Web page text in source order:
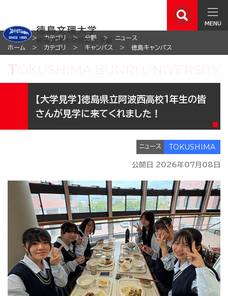
MENU
ホーム カテゴリ 分野
ニュース
ホーム
カテゴリ キャンパス 徳島キャンパス
【大学見学】徳島県立阿波西高校1年生の皆
さんが見学に来てくれました！
ニュース
公開日 2026年07月08日